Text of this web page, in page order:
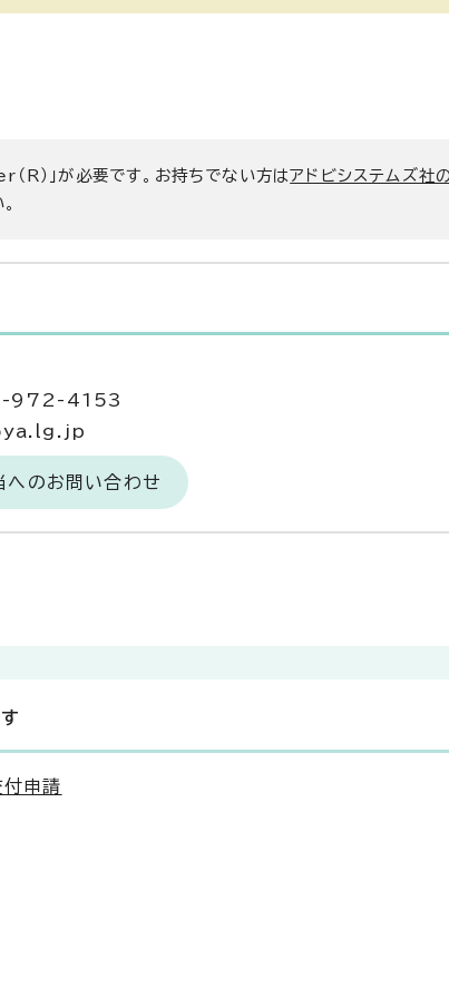
R）」が必要です。お持ちでない方はアドビシステムズ社
972-4153
のお問い合わせ
申請